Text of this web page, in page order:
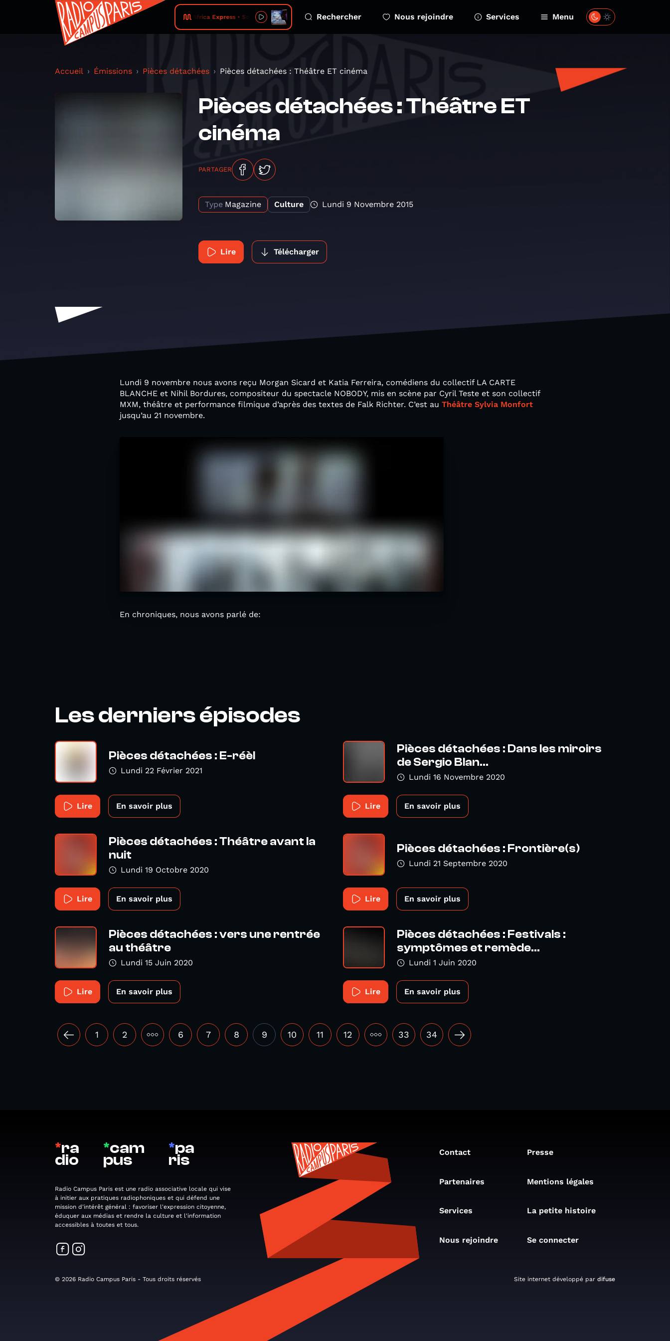
Africa Express • Soubour Rechercher Nous rejoindre Services Menu
Accueil Émissions Pièces détachées Pièces détachées : Théâtre ET cinéma
Pièces détachées : Théâtre ET
cinéma
PARTAGER
Type Magazine Culture Lundi 9 Novembre 2015
Lire Télécharger
Lundi 9 novembre nous avons reçu Morgan Sicard et Katia Ferreira, comédiens du collectif LA CARTE
BLANCHE et Nihil Bordures, compositeur du spectacle NOBODY, mis en scène par Cyril Teste et son collectif
MXM, théâtre et performance filmique d’après des textes de Falk Richter. C’est au Théâtre Sylvia Monfort
jusqu’au 21 novembre.
En chroniques, nous avons parlé de:
Les derniers épisodes
Pièces détachées : E-réèl
Lundi 22 Février 2021
Lire En savoir plus
Pièces détachées : Dans les miroirs
de Sergio Blan...
Lundi 16 Novembre 2020
Lire En savoir plus
Pièces détachées : Théâtre avant la
nuit
Lundi 19 Octobre 2020
Lire En savoir plus
Pièces détachées : Frontière(s)
Lundi 21 Septembre 2020
Lire En savoir plus
Pièces détachées : vers une rentrée
au théâtre
Lundi 15 Juin 2020
Lire En savoir plus
Pièces détachées : Festivals :
symptômes et remède...
Lundi 1 Juin 2020
Lire En savoir plus
1 2 ••• 6 7 8 9 10 11 12 ••• 33 34
*ra
dio
*cam
pus
*pa
ris
Radio Campus Paris est une radio associative locale qui vise
à initier aux pratiques radiophoniques et qui défend une
mission d'intérêt général : favoriser l'expression citoyenne,
éduquer aux médias et rendre la culture et l'information
accessibles à toutes et tous.
Contact Presse
Partenaires Mentions légales
Services La petite histoire
Nous rejoindre Se connecter
© 2026 Radio Campus Paris - Tous droits réservés Site internet développé par difuse